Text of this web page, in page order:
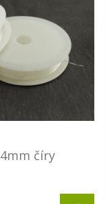
číry